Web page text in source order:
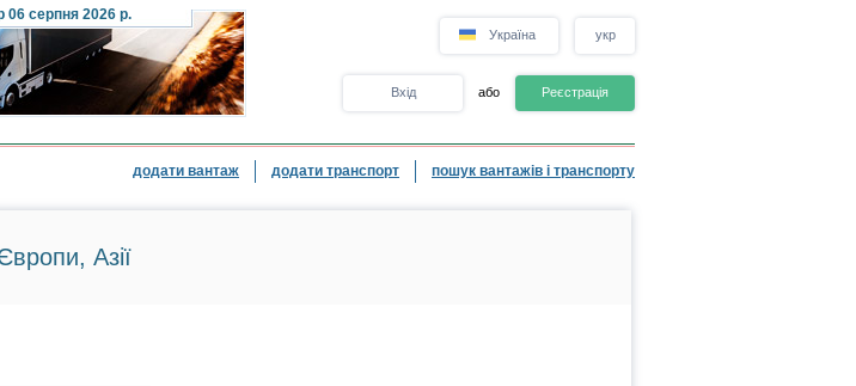
06 серпня 2026 р.
Україна укр
Вхід або Реєстрація
додати вантаж додати транспорт пошук вантажів і транспорту
Азії